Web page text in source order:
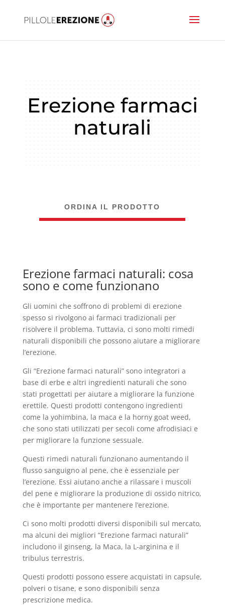
Erezione farmaci
naturali
ORDINA IL PRODOTTO
Erezione farmaci naturali: cosa
sono e come funzionano
Gli uomini che soffrono di problemi di erezione
spesso si rivolgono ai farmaci tradizionali per
risolvere il problema. Tuttavia, ci sono molti rimedi
naturali disponibili che possono aiutare a migliorare
l’erezione.
Gli “Erezione farmaci naturali” sono integratori a
base di erbe e altri ingredienti naturali che sono
stati progettati per aiutare a migliorare la funzione
erettile. Questi prodotti contengono ingredienti
come la yohimbina, la maca e la horny goat weed,
che sono stati utilizzati per secoli come afrodisiaci e
per migliorare la funzione sessuale.
Questi rimedi naturali funzionano aumentando il
flusso sanguigno al pene, che è essenziale per
l’erezione. Essi aiutano anche a rilassare i muscoli
del pene e migliorare la produzione di ossido nitrico,
che è importante per mantenere l’erezione.
Ci sono molti prodotti diversi disponibili sul mercato,
ma alcuni dei migliori “Erezione farmaci naturali”
includono il ginseng, la Maca, la L-arginina e il
tribulus terrestris.
Questi prodotti possono essere acquistati in capsule,
polveri o tisane, e sono disponibili senza
prescrizione medica.